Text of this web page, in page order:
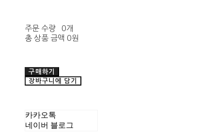
주문 수량
0개
총 상품 금액 0원
구매하기
장바구니에 담기
카카오톡
네이버 블로그